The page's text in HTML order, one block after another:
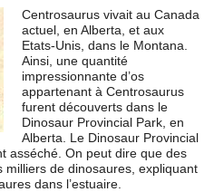
Centrosaurus vivait au Canada
actuel, en Alberta, et aux
Etats-Unis, dans le Montana.
Ainsi, une quantité
impressionnante d’os
appartenant à Centrosaurus
furent découverts dans le
Dinosaur Provincial Park, en
Alberta. Le Dinosaur Provincial
asséché. On peut dire que des
de dinosaures, expliquant
dans l’estuaire.